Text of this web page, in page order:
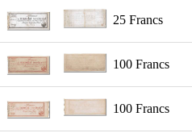
25 Francs
100 Francs
100 Francs